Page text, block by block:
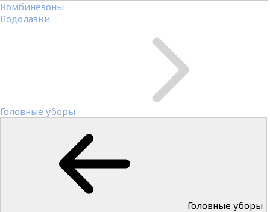
Комбинезоны
Водолазки
Головные уборы
Головные уборы